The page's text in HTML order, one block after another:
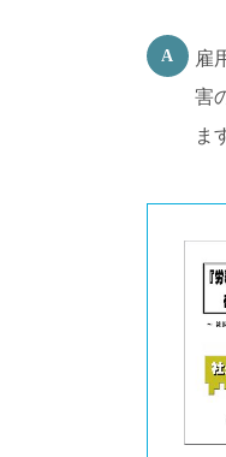
雇
害
ま